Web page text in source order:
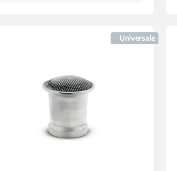
Universale